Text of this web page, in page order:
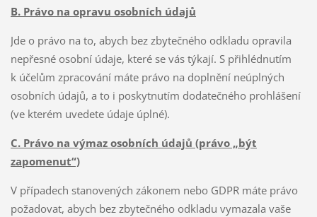
B. Právo na opravu osobních údajů
Jde o právo na to, abych bez zbytečného odkladu opravila
nepřesné osobní údaje, které se vás týkají. S přihlédnutím
k účelům zpracování máte právo na doplnění neúplných
osobních údajů, a to i poskytnutím dodatečného prohlášení
(ve kterém uvedete údaje úplné).
C. Právo na výmaz osobních údajů (právo „být
zapomenut“)
V případech stanovených zákonem nebo GDPR máte právo
požadovat, abych bez zbytečného odkladu vymazala vaše